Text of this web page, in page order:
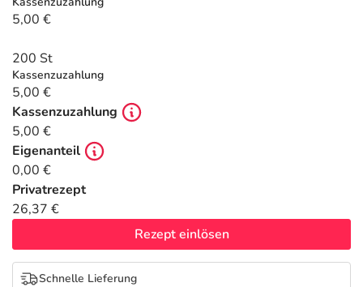
Tierapotheke
Vitamine & Mineralstoffe
Marken
Salus Deals
5,00 €
200 St
Kassenzuzahlung
5,00 €
Kassenzuzahlung
5,00 €
Eigenanteil
0,00 €
Privatrezept
26,37 €
Rezept einlösen
Schnelle Lieferung